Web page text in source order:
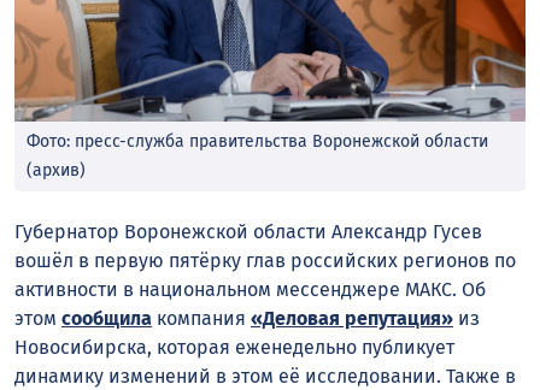
Фото: пресс-служба правительства Воронежской области
(архив)
Губернатор Воронежской области Александр Гусев
вошёл в первую пятёрку глав российских регионов по
активности в национальном мессенджере МАКС. Об
этом сообщила компания «Деловая репутация» из
Новосибирска, которая еженедельно публикует
динамику изменений в этом её исследовании. Также в